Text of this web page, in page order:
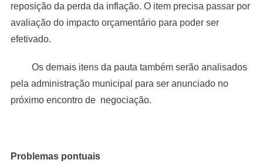
reposição da perda da inflação. O item precisa passar por
avaliação do impacto orçamentário para poder ser
efetivado.
Os demais itens da pauta também serão analisados
pela administração municipal para ser anunciado no
próximo encontro de negociação.
Problemas pontuais